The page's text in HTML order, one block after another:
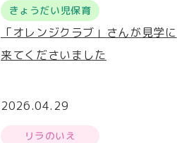
きょうだい児保育
「オレンジクラブ」さんが見学に
来てくださいました
2026.04.29
リラのいえ